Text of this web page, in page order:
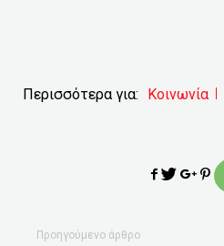
Περισσότερα για: Κοινωνία
Προηγούμενο άρθρο